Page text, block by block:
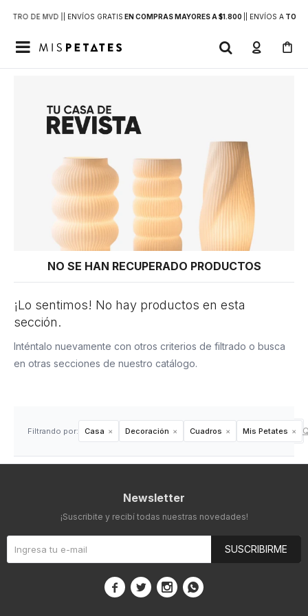
DE MVD | | ENVÍOS GRATIS EN COMPRAS MAYORES A $1.800 | ENVÍOS ATODO

NO SE HAN RECUPERADO PRODUCTOS
¡Lo sentimos! No hay productos en esta
sección.
Inténtalo nuevamente con otros criterios de filtrado o busca
en otras secciones de nuestro catálogo.
Filtrando por: Casa Decoración Cuadros Mis Petates
Newsletter
¡Suscribite y recibí todas nuestras novedades!
SUSCRIBIRME
   